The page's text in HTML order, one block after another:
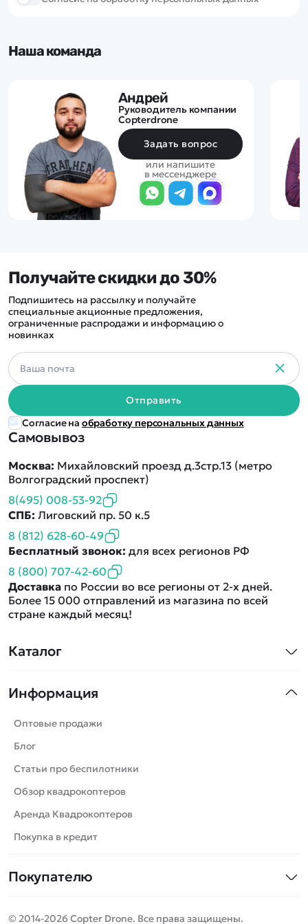
Наша команда
Андрей
Руководитель компании
Copterdrone
Задать вопрос
или напишите
в мессенджере
Каталог
Машинки
Танки
Вертолеты
Катера
Роботы
Самолеты
Сборные модели
Спецтехника
Информация
Оптовые продажи
Блог
Статьи про беспилотники
Обзор квадрокоптеров
Аренда Квадрокоптеров
Покупка в кредит
Покупателю
Самовывоз
Москва: Михайловский проезд д.3стр.13 (метро
Волгоградский проспект)
8(495) 008-53-92
СПБ: Лиговский пр. 50 к.5
8 (812) 628-60-49
Бесплатный звонок: для всех регионов РФ
8 (800) 707-42-60
Доставка по России во все регионы от 2-х дней.
Более 15 000 отправлений из магазина по всей
стране каждый месяц!
Получайте скидки до 30%
Подпишитесь на рассылку и получайте
специальные акционные предложения,
ограниченные распродажи и информацию о
новинках
Отправить
Согласие на обработку персональных данных
© 2014-2026 Copter Drone. Все права защищены.